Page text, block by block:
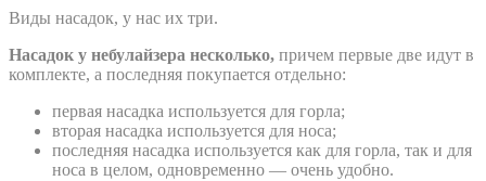
Виды насадок, у нас их три.
Насадок у небулайзера несколько, причем первые две идут в
комплекте, а последняя покупается отдельно:
первая насадка используется для горла;
вторая насадка используется для носа;
последняя насадка используется как для горла, так и для
носа в целом, одновременно — очень удобно.